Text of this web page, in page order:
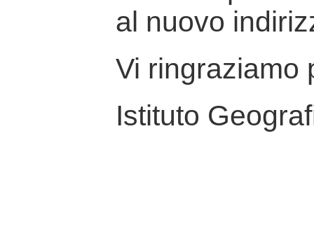
al nuovo
Vi ringraziamo
Istituto